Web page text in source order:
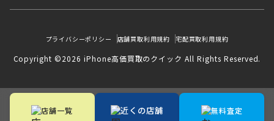
プライバシーポリシー 店舗買取利用規約 宅配買取利用規約
Copyright ©2026 iPhone高価買取のクイック All Rights Reserved.
店舗一覧 近くの店舗 無料査定